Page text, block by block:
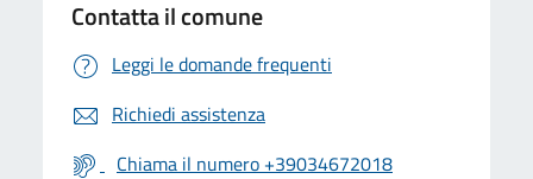
Contatta il comune
Leggi le domande frequenti
Richiedi assistenza
Chiama il numero +39034672018